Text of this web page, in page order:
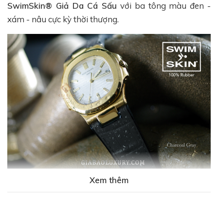
SwimSkin® Giả Da Cá Sấu với ba tông màu đen -
xám - nâu cực kỳ thời thượng.
Xem thêm